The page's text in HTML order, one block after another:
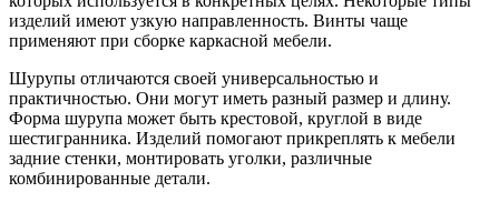
изделий имеют узкую направленность. Винты чаще
применяют при сборке каркасной мебели.
Шурупы отличаются своей универсальностью и
практичностью. Они могут иметь разный размер и длину.
Форма шурупа может быть крестовой, круглой в виде
шестигранника. Изделий помогают прикреплять к мебели
задние стенки, монтировать уголки, различные
комбинированные детали.